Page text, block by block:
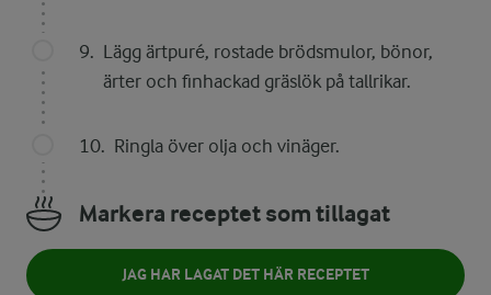
Lägg ärtpuré, rostade brödsmulor, bönor,
ärter och finhackad gräslök på tallrikar.
Ringla över olja och vinäger.
Markera receptet som tillagat
JAG HAR LAGAT DET HÄR RECEPTET